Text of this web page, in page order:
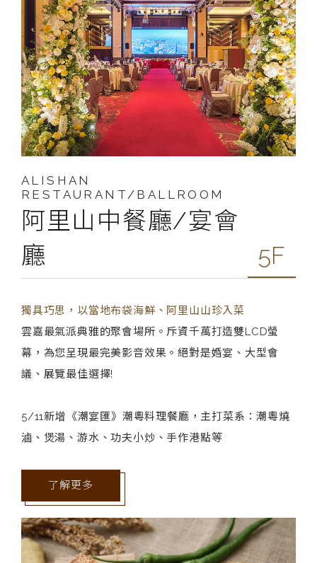
ALISHAN
RESTAURANT/BALLROOM
阿里山中餐廳/宴會
廳
5F
獨具巧思，以當地布袋海鮮、阿里山山珍入菜
雲嘉最氣派典雅的聚會場所。斥資千萬打造雙LCD螢
幕，為您呈現最完美影音效果。絕對是婚宴、大型會
議、展覽最佳選擇!
5/11新增《潮宴匯》潮粵料理餐廳，主打菜系：潮粵燒
滷、煲湯、游水、功夫小炒、手作港點等
了解更多